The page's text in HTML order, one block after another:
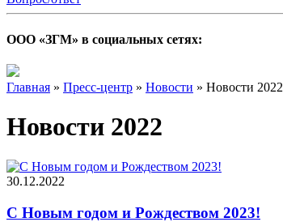
ООО «ЗГМ» в социальных сетях:
Главная » Пресс-центр » Новости » Новости 2022
Новости 2022
30.12.2022
С Новым годом и Рождеством 2023!